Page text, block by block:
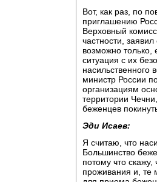
Вот, как раз, по
приглашению
Верховный
частности,
возможно только,
ситуация с их
министр России
организациям
территории
беженцев
Эди Исаев:
Я считаю, что
Большинство
потому что
проживания и, те